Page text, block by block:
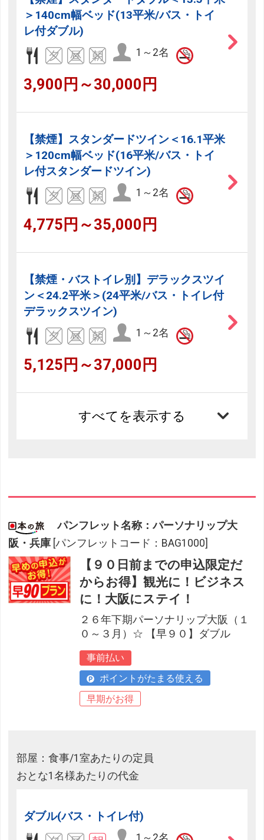
＞140cm幅ベッド(13平米/バス・トイ
レ付ダブル)
1～2名
3,900円～30,000円
【禁煙】スタンダードツイン＜16.1平米
＞120cm幅ベッド(16平米/バス・トイ
レ付スタンダードツイン)
1～2名
4,775円～35,000円
【禁煙・バストイレ別】デラックスツイ
ン＜24.2平米＞(24平米/バス・トイレ付
デラックスツイン)
1～2名
5,125円～37,000円
すべてを表示する
パンフレット名称：パーソナリップ大
阪・兵庫 [パンフレットコード：BAG1000]
【９０日前までの申込限定だ
からお得】観光に！ビジネス
に！大阪にステイ！
２６年下期パーソナリップ大阪（１
０～３月）☆ 【早９０】ダブル
事前払い
ポイントがたまる使える
早期がお得
部屋：食事/1室あたりの定員
おとな1名様あたりの代金
ダブル(バス・トイレ付)